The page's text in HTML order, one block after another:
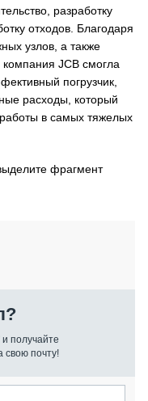
разработку
отходов. Благодаря
узлов, а также
JCB смогла
погрузчик,
расходы, который
в самых тяжелых
фрагмент
получайте
свою почту!